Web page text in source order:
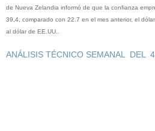
de Nueva Zelandia informó de que la confianza
39,4, comparado con 22.7 en el mes anterior, el
al dólar de EE.UU..
ANÁLISIS TÉCNICO SEMANAL DEL